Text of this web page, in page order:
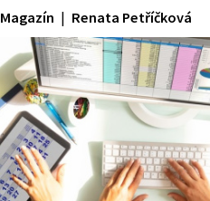
Magazín | Renata Petříčková